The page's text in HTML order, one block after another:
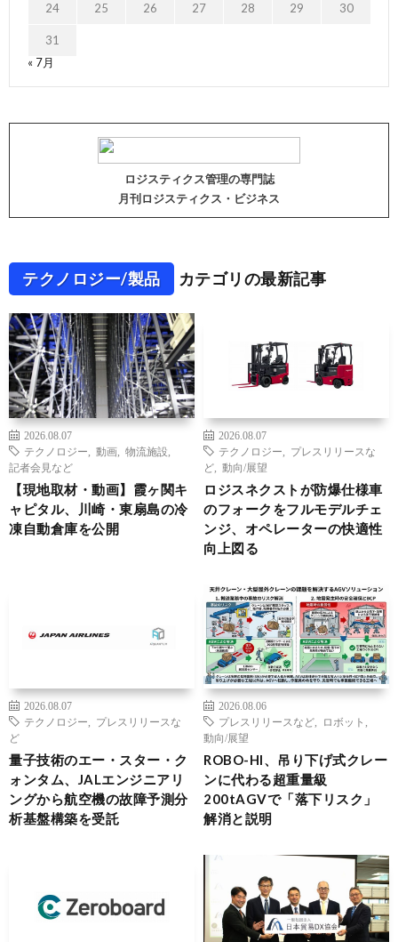
24 25 26 27 28 29 30
31
« 7月
ロジスティクス管理の専門誌
月刊ロジスティクス・ビジネス
テクノロジー/製品 カテゴリの最新記事
2026.08.07
テクノロジー
動画 物流施設
記者会見など
【現地取材・動画】霞ヶ関キ
ャピタル、川崎・東扇島の冷
凍自動倉庫を公開
2026.08.07
テクノロジー
プレスリリースな
ど
動向/展望
ロジスネクストが防爆仕様車
のフォークをフルモデルチェ
ンジ、オペレーターの快適性
向上図る
2026.08.07
テクノロジー
プレスリリースな
ど
量子技術のエー・スター・ク
ォンタム、JALエンジニアリ
ングから航空機の故障予測分
析基盤構築を受託
2026.08.06
プレスリリースなど
ロボット
動向/展望
ROBO-HI、吊り下げ式クレー
ンに代わる超重量級
200tAGVで「落下リスク」
解消と説明